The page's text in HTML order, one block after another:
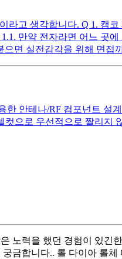
라고 생각합니다. Q 1. 캠
만약 전자라면 어느 곳
면 실전감각을 위해 면접
안테나/RF 컴포넌트 설
으로 우선적으로 짤리지
노력을 했던 경험이 있긴
금합니다.. 롤 다이아 롤체